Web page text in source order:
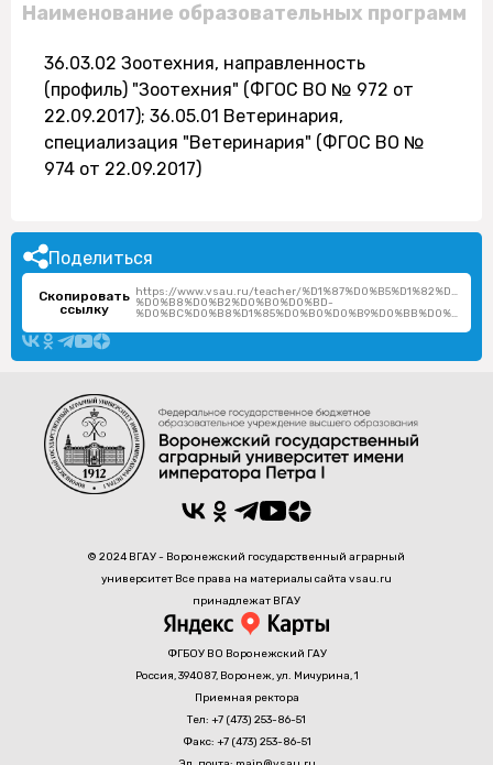
Наименование образовательных программ
36.03.02 Зоотехния, направленность
(профиль) "Зоотехния" (ФГОС ВО № 972 от
22.09.2017); 36.05.01 Ветеринария,
специализация "Ветеринария" (ФГОС ВО №
974 от 22.09.2017)
Поделиться
Скопировать
ссылку
https://www.vsau.ru/teacher/
%D0%B8%D0%B2%D0%B0%D0%BD-
%D0%BC%D0%B8%D1%85%D0%B0%D0%B9%D0%BB%D0%BE%D0%B2%D0%B8%D1%87/
© 2024 ВГАУ - Воронежский государственный аграрный
университет Все права на материалы сайта vsau.ru
принадлежат ВГАУ
ФГБОУ ВО Воронежский ГАУ
Россия, 394087, Воронеж, ул. Мичурина, 1
Приемная ректора
Тел: +7 (473) 253-86-51
Факс: +7 (473) 253-86-51